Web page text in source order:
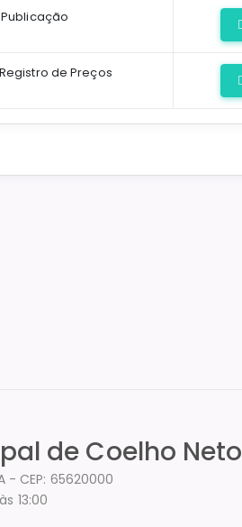
Publicação
de Preços
de Coelho Neto
- CEP: 65620000
13:00